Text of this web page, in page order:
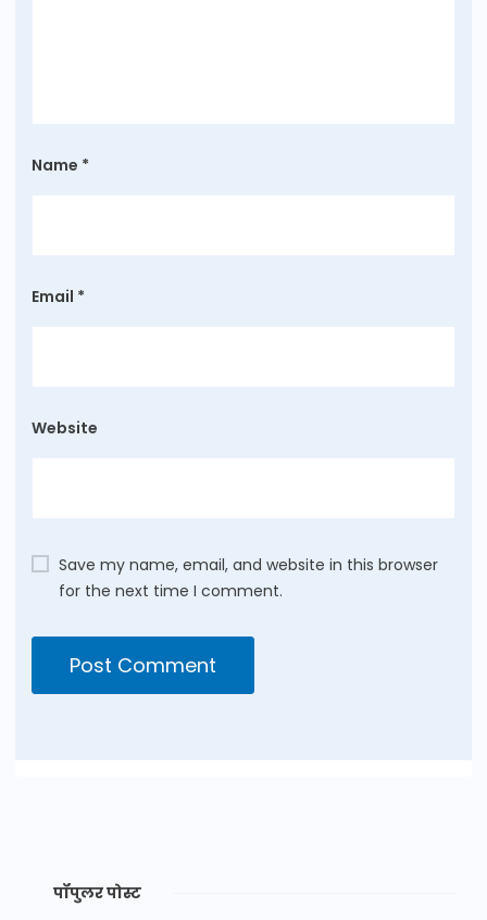
Name *
Email *
Website
Save my name, email, and website in this browser
for the next time I comment.
पॉपुलर पोस्ट